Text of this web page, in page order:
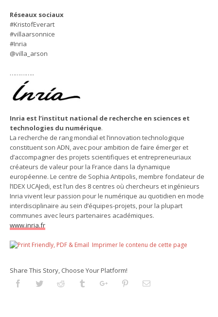
Réseaux sociaux
#KristofEverart
#villaarsonnice
#Inria
@villa_arson
…………..
Inria est l’institut national de recherche en sciences et
technologies du numérique.
La recherche de rang mondial et l’innovation technologique
constituent son ADN, avec pour ambition de faire émerger et
d’accompagner des projets scientifiques et entrepreneuriaux
créateurs de valeur pour la France dans la dynamique
européenne. Le centre de Sophia Antipolis, membre fondateur de
l’IDEX UCAJedi, est l’un des 8 centres où chercheurs et ingénieurs
Inria vivent leur passion pour le numérique au quotidien en mode
interdisciplinaire au sein d’équipes-projets, pour la plupart
communes avec leurs partenaires académiques.
www.inria.fr
Imprimer le contenu de cette page
Share This Story, Choose Your Platform!
FacebookTwitterReddit TumblrGoogleplusPinterestEmail